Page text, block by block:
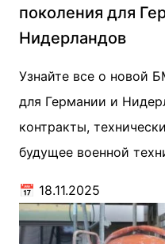
поколения для
Нидерландов
Узнайте все о новой
для Германии и
контракты,
будущее военной
📅 18.11.2025